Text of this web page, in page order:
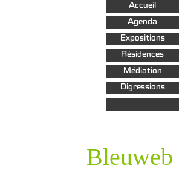
Aller au
contenu
principal
Accueil
Agenda
Expositions
Résidences
Médiation
Digressions
Bleuweb